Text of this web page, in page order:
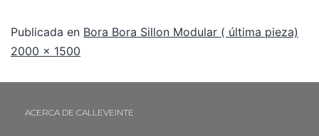
Publicada en Bora Bora Sillon Modular ( última pieza)
2000 × 1500
ACERCA DE CALLEVEINTE